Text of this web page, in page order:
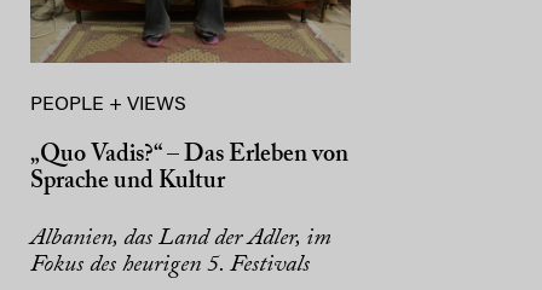
PEOPLE + VIEWS
„Quo Vadis?“ – Das Erleben von
Sprache und Kultur
Albanien, das Land der Adler, im
Fokus des heurigen 5. Festivals